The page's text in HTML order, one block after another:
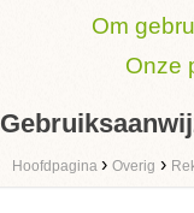
Om
Onze
Hoofdpagina › Overig ›